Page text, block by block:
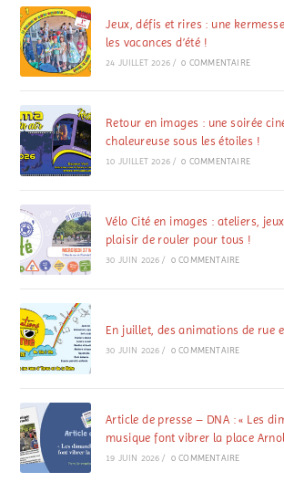
Jeux, défis et rires : une
les vacances d’été !
24 JUILLET 2026 / 0 COMMENTAIRE
Retour en images : une soirée
chaleureuse sous les étoiles !
10 JUILLET 2026 / 0 COMMENTAIRE
Vélo Cité en images : ateliers,
plaisir de rouler pour tous !
30 JUIN 2026 / 0 COMMENTAIRE
En juillet, des animations de rue
30 JUIN 2026 / 0 COMMENTAIRE
Article de presse – DNA : « Les
musique font vibrer la place
19 JUIN 2026 / 0 COMMENTAIRE